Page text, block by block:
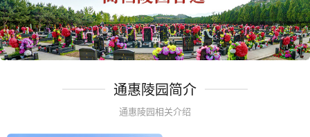
通惠陵园简介
通惠陵园相关介绍